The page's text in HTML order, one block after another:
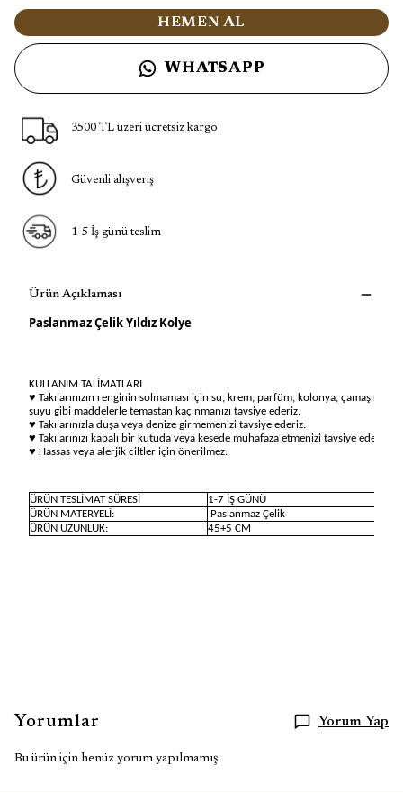
HEMEN AL
WHATSAPP
3500 TL üzeri ücretsiz kargo
Güvenli alışveriş
1-5 İş günü teslim
Ürün Açıklaması
Paslanmaz Çelik Yıldız Kolye
KULLANIM TALİMATLARI
♥ Takılarınızın renginin solmaması için su, krem, parfüm, kolonya, çamaşır
suyu gibi maddelerle temastan kaçınmanızı tavsiye ederiz.
♥ Takılarınızla duşa veya denize girmemenizi tavsiye ederiz.
♥ Takılarınızı kapalı bir kutuda veya kesede muhafaza etmenizi tavsiye ederiz.
♥ Hassas veya alerjik ciltler için önerilmez.
ÜRÜN TESLİMAT SÜRESİ
1-7 İŞ GÜNÜ
ÜRÜN MATERYELİ:
Paslanmaz Çelik
ÜRÜN UZUNLUK:
45+5 CM
Yorumlar Yorum Yap
Bu ürün için henüz yorum yapılmamış.